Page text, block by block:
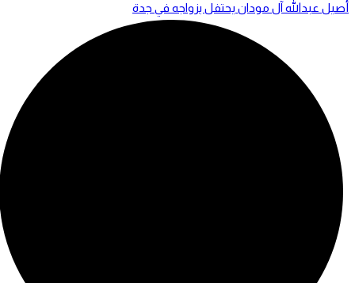
أصيل عبدالله آل مودان يحتفل بزواجه في جدة